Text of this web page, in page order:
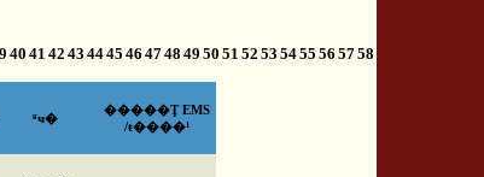
40 41 42 43 4445 46 4748 49 50 51 52 53 5455 56 5758
ʶҹ�
�����Ţ EMS
/ŧ����¹